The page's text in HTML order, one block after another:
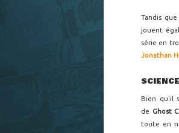
Tandis que
jouent
série en
Jonathan
Bien qu'il
de Ghost
toute en